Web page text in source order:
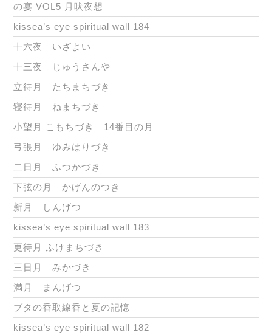
の宴 VOL5 月吠夜想
kissea’s eye spiritual wall 184
十六夜 いざよい
十三夜 じゅうさんや
立待月 たちまちづき
寝待月 ねまちづき
小望月 こもちづき 14番目の月
弓張月 ゆみはりづき
二日月 ふつかづき
下弦の月 かげんのつき
新月 しんげつ
kissea’s eye spiritual wall 183
更待月 ふけまちづき
三日月 みかづき
満月 まんげつ
ブタの香取線香と夏の記憶
kissea’s eye spiritual wall 182